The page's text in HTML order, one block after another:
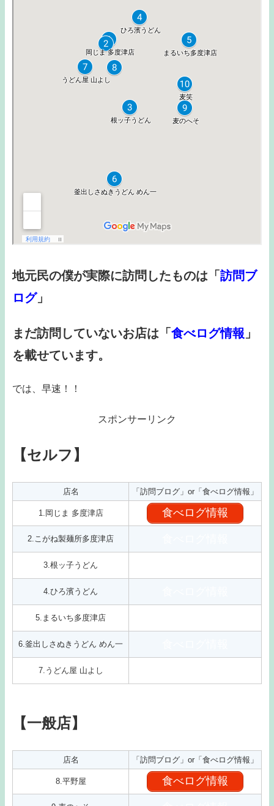
地元民の僕が実際に訪問したものは「 訪問ブ
ログ」
まだ訪問していないお店は「 食べログ情報 」
を載せています。
では、早速！！
スポンサーリンク
【セルフ】
店名 「訪問ブログ」or「食べログ情報」
1.岡じま 多度津店 食べログ情報
2.こがね製麺所多度津店
3.根ッ子うどん
4.ひろ濱うどん
5.まるいち多度津店
6.釜出しさぬきうどん めん一
7.うどん屋 山よし
【一般店】
店名 「訪問ブログ」or「食べログ情報」
8.平野屋 食べログ情報